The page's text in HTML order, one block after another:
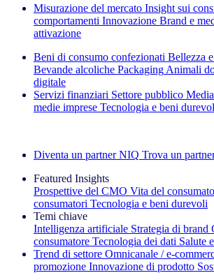
Misurazione del mercato Insight sui
comportamenti Innovazione Brand e
attivazione
Beni di consumo confezionati Bellezza
Bevande alcoliche Packaging Animali
digitale
Servizi finanziari Settore pubblico Media
medie imprese Tecnologia e beni
Diventa un partner NIQ Trova un
Featured Insights
Prospettive del CMO Vita del
consumatori Tecnologia e beni durevoli
Temi chiave
Intelligenza artificiale Strategia di brand
consumatore Tecnologia dei dati Salute
Trend di settore Omnicanale /
promozione Innovazione di prodotto